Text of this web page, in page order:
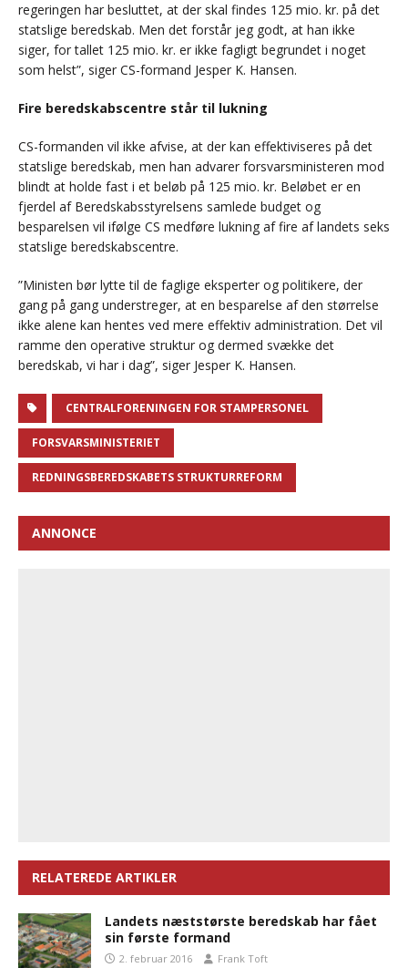
regeringen har besluttet, at der skal findes 125 mio. kr. på det
statslige beredskab. Men det forstår jeg godt, at han ikke
siger, for tallet 125 mio. kr. er ikke fagligt begrundet i noget
som helst”, siger CS-formand Jesper K. Hansen.
Fire beredskabscentre står til lukning
CS-formanden vil ikke afvise, at der kan effektiviseres på det
statslige beredskab, men han advarer forsvarsministeren mod
blindt at holde fast i et beløb på 125 mio. kr. Beløbet er en
fjerdel af Beredskabsstyrelsens samlede budget og
besparelsen vil ifølge CS medføre lukning af fire af landets seks
statslige beredskabscentre.
”Ministen bør lytte til de faglige eksperter og politikere, der
gang på gang understreger, at en besparelse af den størrelse
ikke alene kan hentes ved mere effektiv administration. Det vil
ramme den operative struktur og dermed svække det
beredskab, vi har i dag”, siger Jesper K. Hansen.
CENTRALFORENINGEN FOR STAMPERSONEL
FORSVARSMINISTERIET
REDNINGSBEREDSKABETS STRUKTURREFORM
ANNONCE
RELATEREDE ARTIKLER
Landets næststørste beredskab har fået
sin første formand
2. februar 2016 Frank Toft